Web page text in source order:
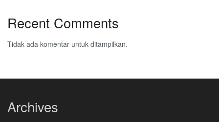
Recent Comments
Tidak ada komentar untuk ditampilkan.
Archives